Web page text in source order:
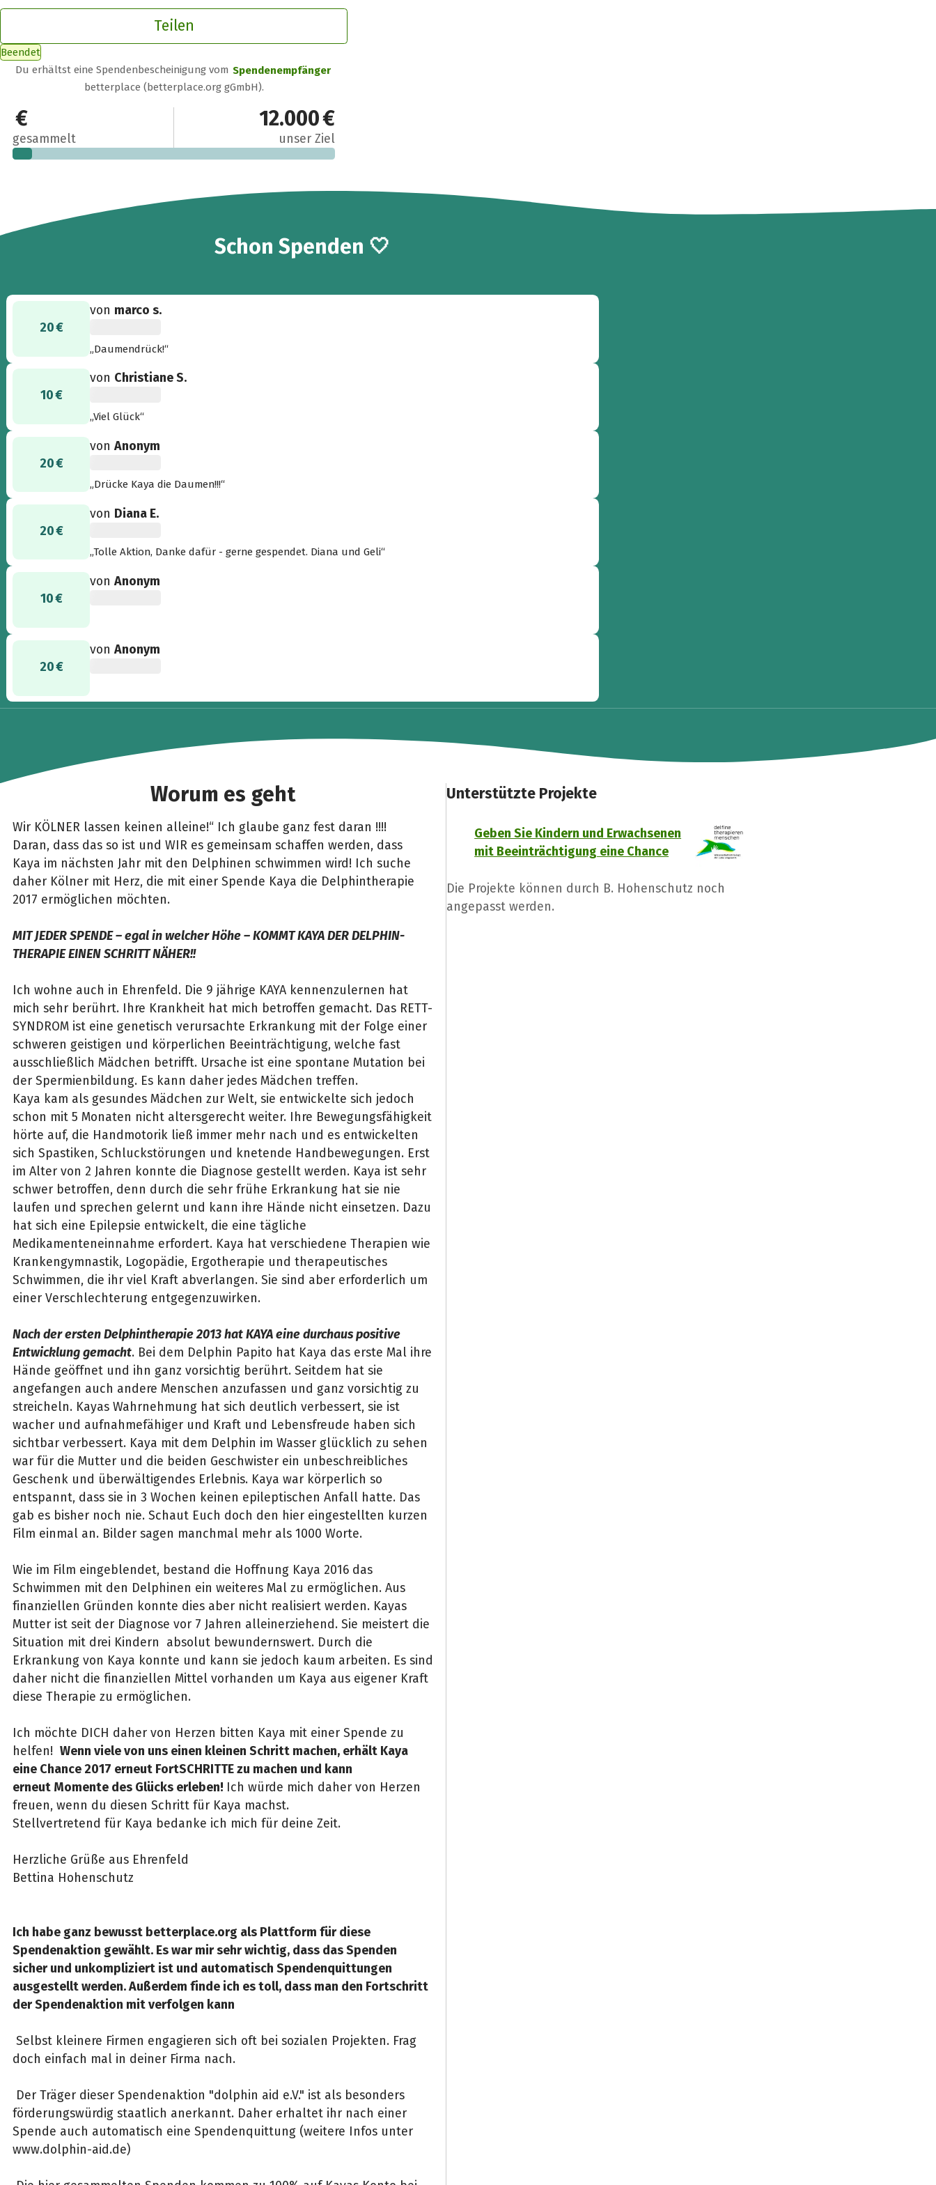
Teilen
Beendet
Du erhältst eine Spendenbescheinigung vom Spendenempfänger
betterplace (betterplace.org gGmbH).
765 €
gesammelt
12.000 €
unser Ziel
Schon27
Spenden 🤍
20 €
von marco s.
„Daumendrück!“
10 €
von Christiane S.
„Viel Glück“
20 €
vonAnonym
„Drücke Kaya die Daumen!!!“
20 €
von Diana E.
„Tolle Aktion, Danke dafür - gerne gespendet. Diana und Geli“
10 €
vonAnonym
20 €
vonAnonym
Worum es geht
Wir KÖLNER lassen keinen alleine!“ Ich glaube ganz fest daran !!!!
Daran, dass das so ist und WIR es gemeinsam schaffen werden, dass
Kaya im nächsten Jahr mit den Delphinen schwimmen wird! Ich suche
daher Kölner mit Herz, die mit einer Spende Kaya die Delphintherapie
2017 ermöglichen möchten.
MIT JEDER SPENDE – egal in welcher Höhe – KOMMT KAYA DER DELPHIN-
THERAPIE EINEN SCHRITT NÄHER!!
Ich wohne auch in Ehrenfeld. Die 9 jährige KAYA kennenzulernen hat
mich sehr berührt. Ihre Krankheit hat mich betroffen gemacht. Das RETT-
SYNDROM ist eine genetisch verursachte Erkrankung mit der Folge einer
schweren geistigen und körperlichen Beeinträchtigung, welche fast
ausschließlich Mädchen betrifft. Ursache ist eine spontane Mutation bei
der Spermienbildung. Es kann daher jedes Mädchen treffen.
Kaya kam als gesundes Mädchen zur Welt, sie entwickelte sich jedoch
schon mit 5 Monaten nicht altersgerecht weiter. Ihre Bewegungsfähigkeit
hörte auf, die Handmotorik ließ immer mehr nach und es entwickelten
sich Spastiken, Schluckstörungen und knetende Handbewegungen. Erst
im Alter von 2 Jahren konnte die Diagnose gestellt werden. Kaya ist sehr
schwer betroffen, denn durch die sehr frühe Erkrankung hat sie nie
laufen und sprechen gelernt und kann ihre Hände nicht einsetzen. Dazu
hat sich eine Epilepsie entwickelt, die eine tägliche
Medikamenteneinnahme erfordert. Kaya hat verschiedene Therapien wie
Krankengymnastik, Logopädie, Ergotherapie und therapeutisches
Schwimmen, die ihr viel Kraft abverlangen. Sie sind aber erforderlich um
einer Verschlechterung entgegenzuwirken.
Nach der ersten Delphintherapie 2013 hat KAYA eine durchaus positive
Entwicklung gemacht. Bei dem Delphin Papito hat Kaya das erste Mal ihre
Hände geöffnet und ihn ganz vorsichtig berührt. Seitdem hat sie
angefangen auch andere Menschen anzufassen und ganz vorsichtig zu
streicheln. Kayas Wahrnehmung hat sich deutlich verbessert, sie ist
wacher und aufnahmefähiger und Kraft und Lebensfreude haben sich
sichtbar verbessert. Kaya mit dem Delphin im Wasser glücklich zu sehen
war für die Mutter und die beiden Geschwister ein unbeschreibliches
Geschenk und überwältigendes Erlebnis. Kaya war körperlich so
entspannt, dass sie in 3 Wochen keinen epileptischen Anfall hatte. Das
gab es bisher noch nie. Schaut Euch doch den hier eingestellten kurzen
Film einmal an. Bilder sagen manchmal mehr als 1000 Worte.
Wie im Film eingeblendet, bestand die Hoffnung Kaya 2016 das
Schwimmen mit den Delphinen ein weiteres Mal zu ermöglichen. Aus
finanziellen Gründen konnte dies aber nicht realisiert werden. Kayas
Mutter ist seit der Diagnose vor 7 Jahren alleinerziehend. Sie meistert die
Situation mit drei Kindern absolut bewundernswert. Durch die
Erkrankung von Kaya konnte und kann sie jedoch kaum arbeiten. Es sind
daher nicht die finanziellen Mittel vorhanden um Kaya aus eigener Kraft
diese Therapie zu ermöglichen.
Ich möchte DICH daher von Herzen bitten Kaya mit einer Spende zu
helfen! Wenn viele von uns einen kleinen Schritt machen, erhält Kaya
eine Chance 2017 erneut FortSCHRITTE zu machen und kann
erneut Momente des Glücks erleben! Ich würde mich daher von Herzen
freuen, wenn du diesen Schritt für Kaya machst.
Stellvertretend für Kaya bedanke ich mich für deine Zeit.
Herzliche Grüße aus Ehrenfeld
Bettina Hohenschutz
Ich habe ganz bewusst betterplace.org als Plattform für diese
Spendenaktion gewählt. Es war mir sehr wichtig, dass das Spenden
sicher und unkompliziert ist und automatisch Spendenquittungen
ausgestellt werden. Außerdem finde ich es toll, dass man den Fortschritt
der Spendenaktion mit verfolgen kann
Selbst kleinere Firmen engagieren sich oft bei sozialen Projekten. Frag
doch einfach mal in deiner Firma nach.
Der Träger dieser Spendenaktion "dolphin aid e.V." ist als besonders
förderungswürdig staatlich anerkannt. Daher erhaltet ihr nach einer
Spende auch automatisch eine Spendenquittung (weitere Infos unter
www.dolphin-aid.de)
Unterstützte Projekte
Geben Sie Kindern und Erwachsenen
mit Beeinträchtigung eine Chance
Die Projekte können durch B. Hohenschutz noch
angepasst werden.